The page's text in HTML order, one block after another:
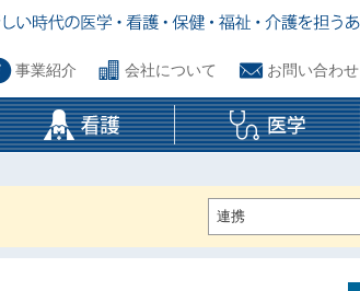
事業紹介 会社について お問い合わせ